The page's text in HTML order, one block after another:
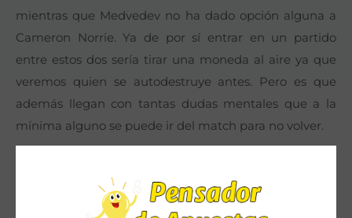
mientras que Medvedev no ha dado opción alguna a
Cameron Norrie. Ya de por sí entrar en un partido
entre estos dos sería tirar una moneda al aire ya que
veremos quien se autodestruye antes. Pero es que
además llegan con tantas dudas mentales que a la
mínima alguno se puede ir del match para no volver.
Partido que no debería tener ningún tipo de historia.